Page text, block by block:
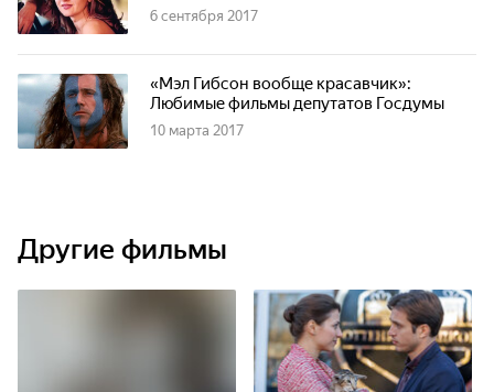
6 сентября 2017
«Мэл Гибсон вообще красавчик»:
Любимые фильмы депутатов Госдумы
10 марта 2017
Другие фильмы